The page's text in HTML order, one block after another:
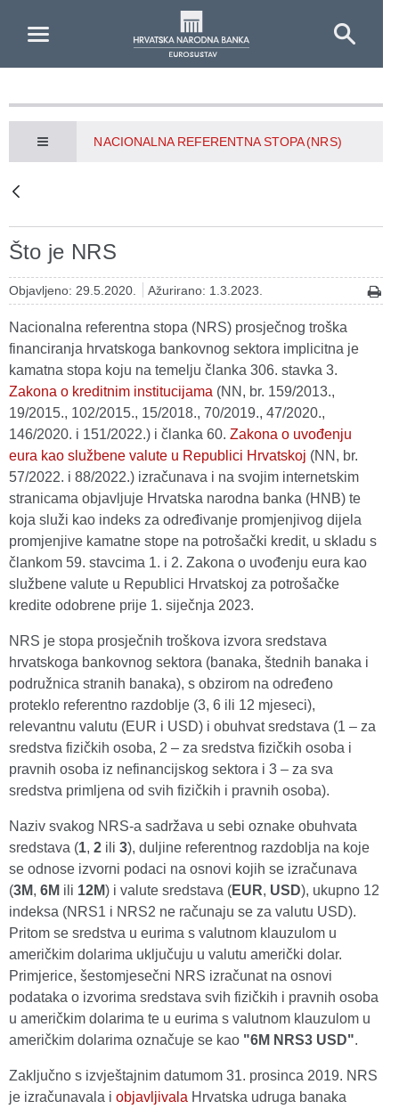
NACIONALNA REFERENTNA STOPA (NRS)
Što je NRS
Objavljeno: 29.5.2020. Ažurirano: 1.3.2023.
Nacionalna referentna stopa (NRS) prosječnog troška
financiranja hrvatskoga bankovnog sektora implicitna je
kamatna stopa koju na temelju članka 306. stavka 3.
Zakona o kreditnim institucijama (NN, br. 159/2013.,
19/2015., 102/2015., 15/2018., 70/2019., 47/2020.,
146/2020. i 151/2022.) i članka 60. Zakona o uvođenju
eura kao službene valute u Republici Hrvatskoj (NN, br.
57/2022. i 88/2022.) izračunava i na svojim internetskim
stranicama objavljuje Hrvatska narodna banka (HNB) te
koja služi kao indeks za određivanje promjenjivog dijela
promjenjive kamatne stope na potrošački kredit, u skladu s
člankom 59. stavcima 1. i 2. Zakona o uvođenju eura kao
službene valute u Republici Hrvatskoj za potrošačke
kredite odobrene prije 1. siječnja 2023.
NRS je stopa prosječnih troškova izvora sredstava
hrvatskoga bankovnog sektora (banaka, štednih banaka i
podružnica stranih banaka), s obzirom na određeno
proteklo referentno razdoblje (3, 6 ili 12 mjeseci),
relevantnu valutu (EUR i USD) i obuhvat sredstava (1 – za
sredstva fizičkih osoba, 2 – za sredstva fizičkih osoba i
pravnih osoba iz nefinancijskog sektora i 3 – za sva
sredstva primljena od svih fizičkih i pravnih osoba).
Naziv svakog NRS-a sadržava u sebi oznake obuhvata
sredstava (1, 2 ili 3), duljine referentnog razdoblja na koje
se odnose izvorni podaci na osnovi kojih se izračunava
(3M, 6M ili 12M) i valute sredstava (EUR, USD), ukupno 12
indeksa (NRS1 i NRS2 ne računaju se za valutu USD).
Pritom se sredstva u eurima s valutnom klauzulom u
američkim dolarima uključuju u valutu američki dolar.
Primjerice, šestomjesečni NRS izračunat na osnovi
podataka o izvorima sredstava svih fizičkih i pravnih osoba
u američkim dolarima te u eurima s valutnom klauzulom u
američkim dolarima označuje se kao "6M NRS3 USD".
Zaključno s izvještajnim datumom 31. prosinca 2019. NRS
je izračunavala i objavljivala Hrvatska udruga banaka